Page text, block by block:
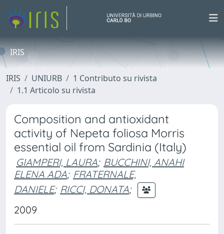
IRIS
IRIS UNIURB
1 Contributo su rivista
1.1 Articolo su rivista
Composition and antioxidant
activity of Nepeta foliosa Morris
essential oil from Sardinia (Italy)
GIAMPERI, LAURA; BUCCHINI, ANAHI
ELENA ADA; FRATERNALE,
DANIELE; RICCI, DONATA;
2009